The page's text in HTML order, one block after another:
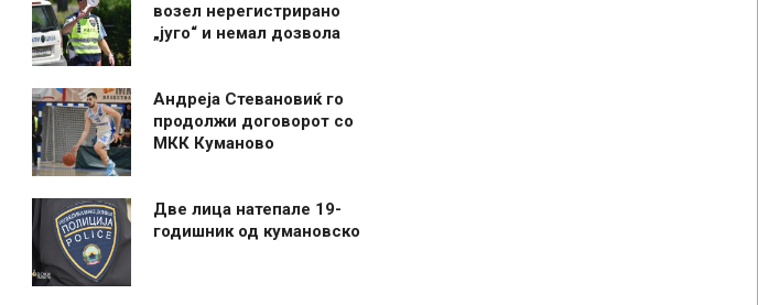
возел нерегистрирано
„југо“ и немал дозвола
Андреја Стевановиќ го
продолжи договорот со
МКК Куманово
Две лица натепале 19-
годишник од кумановско